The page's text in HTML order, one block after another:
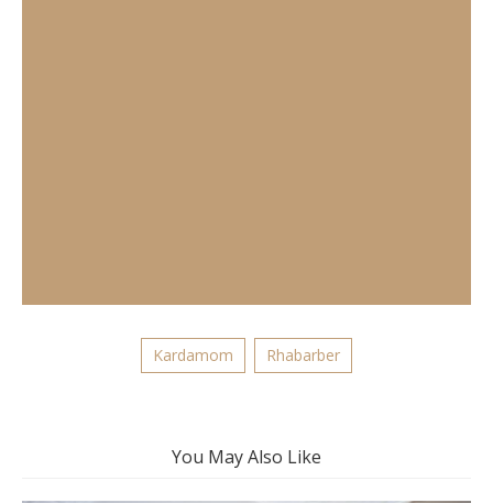
Kardamom Rhabarber
You May Also Like